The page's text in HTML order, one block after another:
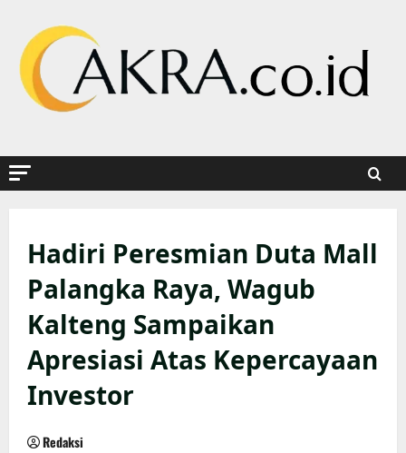
content
Hadiri Peresmian Duta Mall
Palangka Raya, Wagub
Kalteng Sampaikan
Apresiasi Atas Kepercayaan
Investor
Redaksi